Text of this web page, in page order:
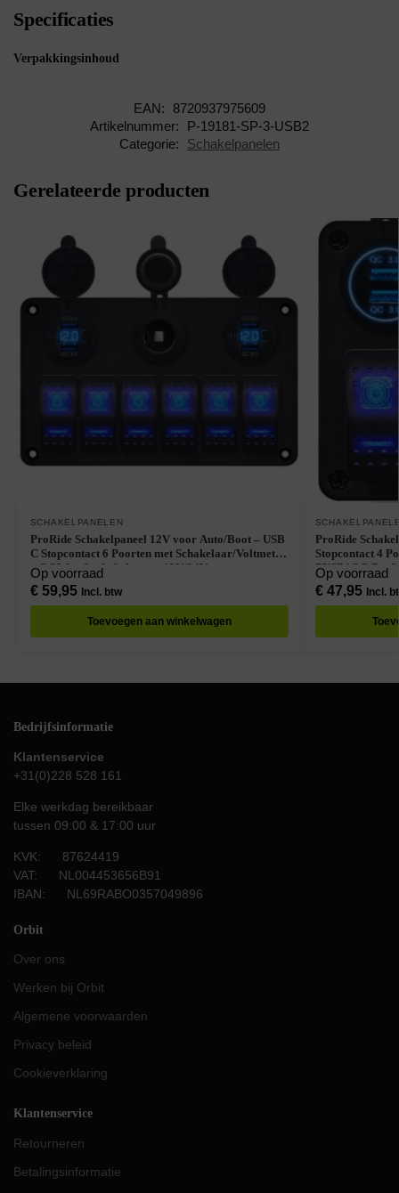
Specificaties
Verpakkingsinhoud
EAN:
8720937975609
Artikelnummer:
P-19181-SP-3-USB2
Categorie:
Schakelpanelen
Gerelateerde producten
SCHAKELPANELEN
ProRide Schakelpaneel 12V voor Auto/Boot – USB
C Stopcontact 6 Poorten met Schakelaar/Voltmeter
– QC3.0 – 6 schakelaars + 12V/24V stopcontact –
Blauw
Op voorraad
€59,95 Incl. btw
Toevoegen aan winkelwagen
ProRide
Stopcontact 4
PUSB1QC-B –
Op voorraad
€47,95 Incl.
Bedrijfsinformatie
Klantenservice
+31(0)228 528 161
Elke werkdag bereikbaar
tussen 09:00 & 17:00 uur
KVK: 87624419
VAT: NL004453656B91
IBAN: NL69RABO0357049896
Orbit
Over ons
Werken bij Orbit
Algemene voorwaarden
Privacy beleid
Cookieverklaring
Klantenservice
Retourneren
Betalingsinformatie